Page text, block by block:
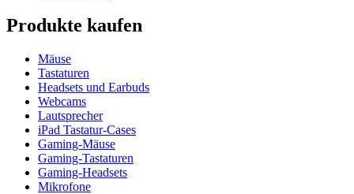
Produkte kaufen
Mäuse
Tastaturen
Headsets und Earbuds
Webcams
Lautsprecher
iPad Tastatur-Cases
Gaming-Mäuse
Gaming-Tastaturen
Gaming-Headsets
Mikrofone